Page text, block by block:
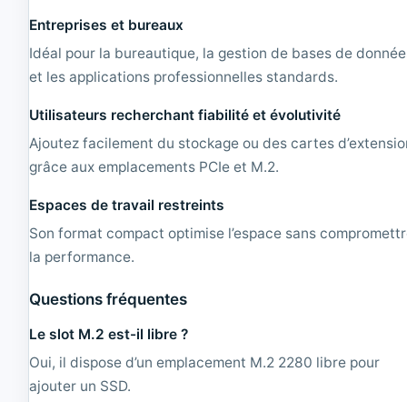
Entreprises et bureaux
Idéal pour la bureautique, la gestion de bases de
et les applications professionnelles standards.
Utilisateurs recherchant fiabilité et évolutivité
Ajoutez facilement du stockage ou des cartes
grâce aux emplacements PCIe et M.2.
Espaces de travail restreints
Son format compact optimise l’espace sans
la performance.
Questions fréquentes
Le slot M.2 est-il libre ?
Oui, il dispose d’un emplacement M.2 2280 libre pour
ajouter un SSD.